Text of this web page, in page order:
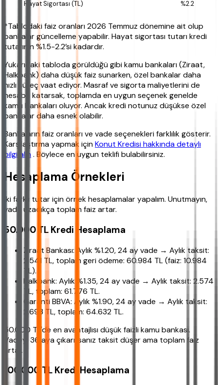
%2.2
*Tablodaki faiz oranları 2026 Temmuz dönemine ait olup
bankalar güncelleme yapabilir. Hayat sigortası tutarı kredi
tutarının %1.5-2.2’si kadardır.
Yukarıdaki tabloda görüldüğü gibi kamu bankaları (Ziraat,
Halkbank) daha düşük faiz sunarken, özel bankalar daha
hızlı süreç vaat ediyor. Masraf ve sigorta maliyetlerini de
hesaba katarsak, toplamda en uygun seçenek genelde
kamu bankaları oluyor. Ancak kredi notunuz düşükse özel
bankalar daha esnek olabilir.
Bankaların faiz oranları ve vade seçenekleri farklılık gösterir.
Karşılaştırma yapmak içinKonut Kredisi hakkında detaylı
bilgi alın . Böylece en uygun teklifi bulabilirsiniz.
Hesaplama Örnekleri
İki farklı tutar için örnek hesaplamalar yapalım. Unutmayın,
vade uzadıkça toplam faiz artar.
50.000 TL Kredi Hesaplama
Ziraat Bankası: Aylık %1.20, 24 ay vade → Aylık taksit:
2.541 TL, toplam geri ödeme: 60.984 TL (faiz: 10.984
TL).
Halkbank: Aylık %1.35, 24 ay vade → Aylık taksit: 2.574
TL, toplam: 61.776 TL.
Garanti BBVA: Aylık %1.90, 24 ay vade → Aylık taksit:
2.693 TL, toplam: 64.632 TL.
50.000 TL'de en avantajlısı düşük faizli kamu bankası.
Vadeyi 36 aya çıkarırsanız taksit düşer ama toplam faiz
artar.
100.000 TL Kredi Hesaplama